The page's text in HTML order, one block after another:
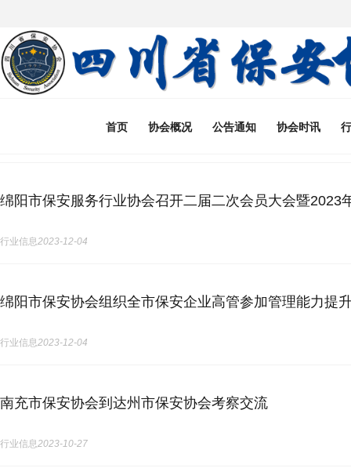
首页 协会概况 公告通知 协会时讯
绵阳市保安服务行业协会召开二届二次会员大会暨2023
行业信息2023-12-04
绵阳市保安协会组织全市保安企业高管参加管理能力提
行业信息2023-12-04
南充市保安协会到达州市保安协会考察交流
行业信息2023-10-27